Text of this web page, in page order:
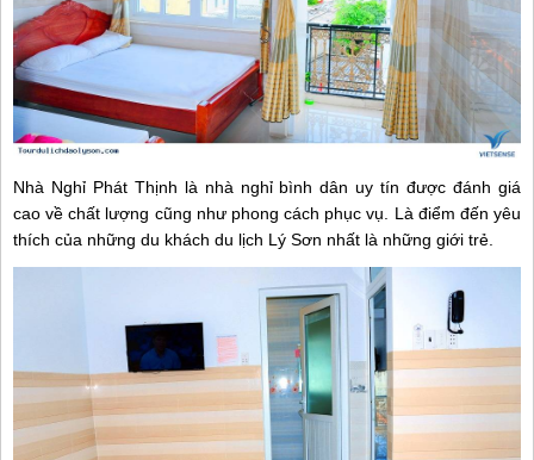
Nhà Nghỉ Phát Thịnh là nhà nghỉ bình dân uy tín được đánh giá
cao về chất lượng cũng như phong cách phục vụ. Là điểm đến yêu
thích của những du khách du lịch Lý Sơn nhất là những giới trẻ.